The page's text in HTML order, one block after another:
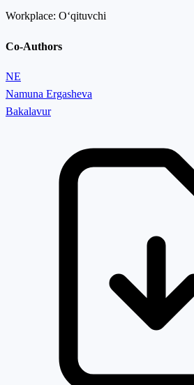
Workplace: Oʻqituvchi
Co-Authors
NE
Namuna Ergasheva
Bakalavur